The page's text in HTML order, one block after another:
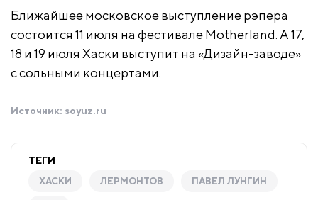
Ближайшее московское выступление рэпера
состоится 11 июля на фестивале Motherland. А 17,
18 и 19 июля Хаски выступит на «Дизайн-заводе»
с сольными концертами.
Источник: soyuz.ru
ТЕГИ
ХАСКИ ЛЕРМОНТОВ ПАВЕЛ ЛУНГИН